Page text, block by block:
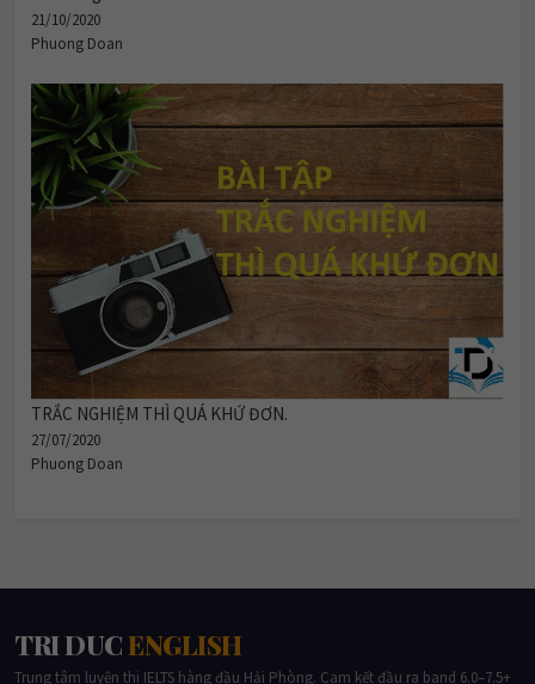
21/10/2020
Phuong Doan
TRẮC NGHIỆM THÌ QUÁ KHỨ ĐƠN.
27/07/2020
Phuong Doan
TRI DUCENGLISH
Trung tâm luyện thi IELTS hàng đầu Hải Phòng. Cam kết đầu ra band 6.0–7.5+